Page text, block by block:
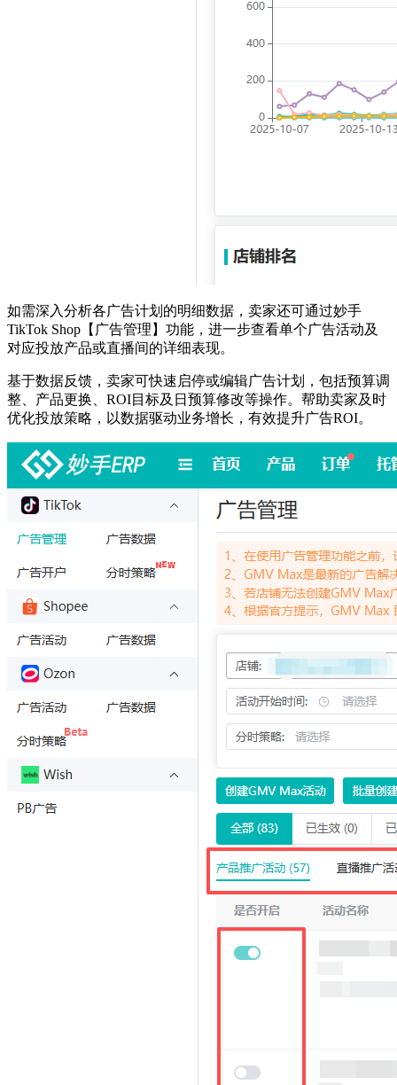
如需深入分析各广告计划的明细数据，卖家还可通过妙手
TikTok Shop【广告管理】功能，进一步查看单个广告活动及
对应投放产品或直播间的详细表现。
基于数据反馈，卖家可快速启停或编辑广告计划，包括预算调
整、产品更换、ROI目标及日预算修改等操作。帮助卖家及时
优化投放策略，以数据驱动业务增长，有效提升广告ROI。